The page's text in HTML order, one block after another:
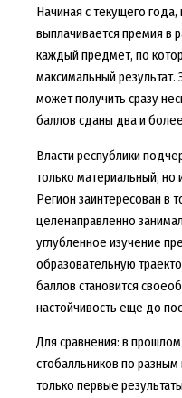
Начиная с текущего
выплачивается премия в
каждый предмет, по
максимальный результат.
может получить сразу
баллов сданы два и
Власти республики
только материальный, но
Регион заинтересован в
целенаправленно
углубленное изучение
образовательную
баллов становится
настойчивость еще до
Для сравнения: в
стобалльников по
только первые